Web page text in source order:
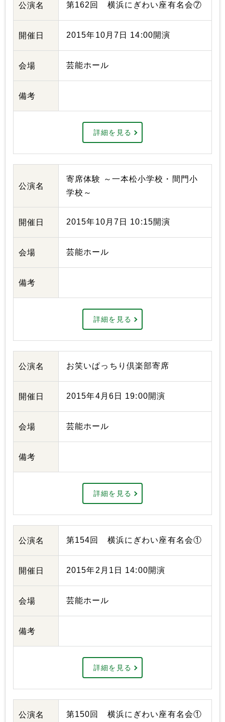
公演名 第162回 横浜にぎわい座有名会⑦
開催日 2015年10月7日 14:00開演
会場 芸能ホール
備考
詳細を見る
公演名
寄席体験 ～一本松小学校・間門小
学校～
開催日 2015年10月7日 10:15開演
会場 芸能ホール
備考
詳細を見る
公演名 お笑いぱっちり倶楽部寄席
開催日 2015年4月6日 19:00開演
会場 芸能ホール
備考
詳細を見る
公演名 第154回 横浜にぎわい座有名会①
開催日 2015年2月1日 14:00開演
会場 芸能ホール
備考
詳細を見る
公演名 第150回 横浜にぎわい座有名会①